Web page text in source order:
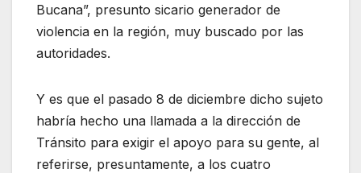
Bucana”, presunto sicario generador de
violencia en la región, muy buscado por las
autoridades.
Y es que el pasado 8 de diciembre dicho sujeto
habría hecho una llamada a la dirección de
Tránsito para exigir el apoyo para su gente, al
referirse, presuntamente, a los cuatro